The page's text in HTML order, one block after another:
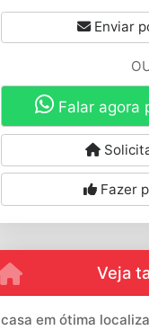
Enviar
Falar agora
Fazer
Veja
casa em ótima